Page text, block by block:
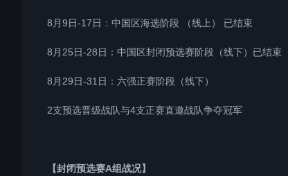
8月9日-17日：中国区海选阶段 （线上） 已结束
8月25日-28日：中国区封闭预选赛阶段（线下）已结束
8月29日-31日：六强正赛阶段（线下）
2支预选晋级战队与4支正赛直邀战队争夺冠军
【封闭预选赛A组战况】